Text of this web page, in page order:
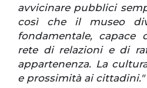
avvicinare pubblici
così che il museo
fondamentale,
rete di relazioni e di
appartenenza. La
e prossimità ai cittadini."